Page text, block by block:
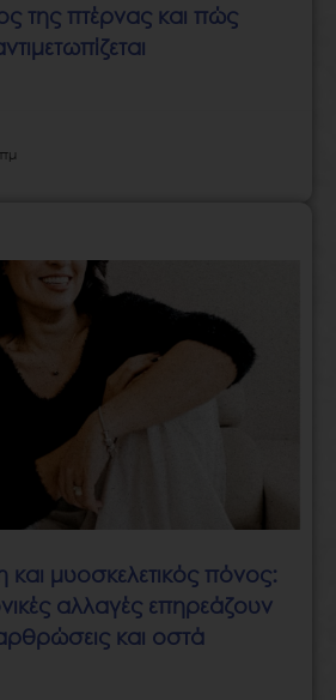
της πτέρνας και πώς
μυοσκελετικός πόνος:
αλλαγές επηρεάζουν
και οστά